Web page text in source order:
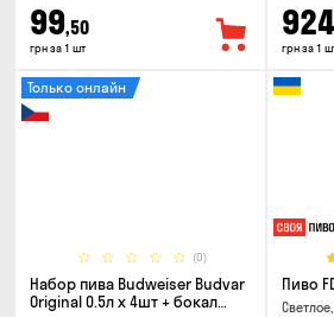
99,50
грн за 1 шт
924
грн за 1
(0)
Только онлайн
Набор пива Budweiser Budvar
Original 0.5л х 4шт + бокал
Пиво